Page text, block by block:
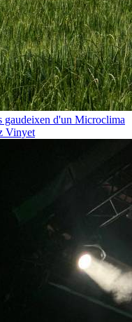
gaudeixen d'un Microclima
Vinyet